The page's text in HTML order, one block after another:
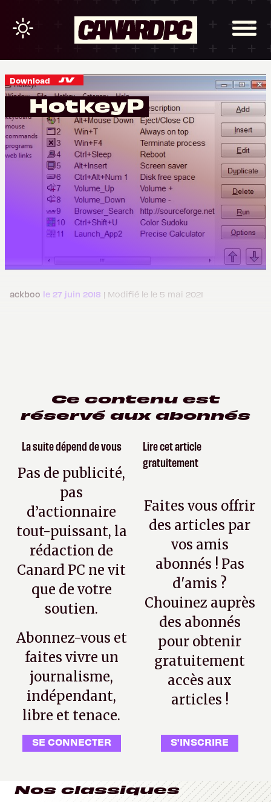
Download
HotkeyP
ackboo le 27 juin 2018 | Modifié le le 5 mai 2021
Ce contenu est
réservé aux abonnés
La suite dépend de vous
Pas de publicité,
pas
d’actionnaire
tout-puissant, la
rédaction de
Canard PC ne vit
que de votre
soutien.
Abonnez-vous et
faites vivre un
journalisme,
indépendant,
libre et tenace.
SE CONNECTER
Lire cet article
gratuitement
Faites vous offrir
des articles par
vos amis
abonnés ! Pas
d'amis ?
Chouinez auprès
des abonnés
pour obtenir
gratuitement
accès aux
articles !
S'INSCRIRE
Nos classiques